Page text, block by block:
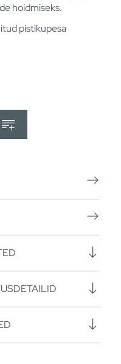
hoidmiseks.
pistikupesa